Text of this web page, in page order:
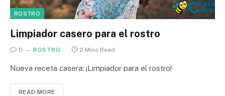
ROSTRO
Limpiador casero para el rostro
0 ROSTRO 2 Mins Read
Nueva receta casera: ¡Limpiador para el rostro!
READ MORE